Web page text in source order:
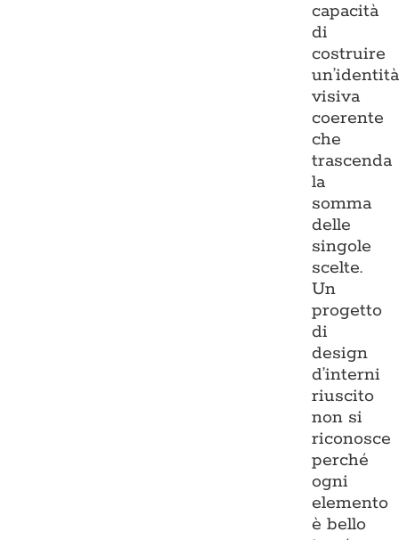
capacità
di
costruire
un’identità
visiva
coerente
che
trascenda
la
somma
delle
singole
scelte.
Un
progetto
di
design
d’interni
riuscito
non si
riconosce
perché
ogni
elemento
è bello